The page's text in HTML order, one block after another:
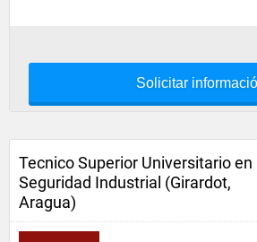
Solicitar
Tecnico Superior Universitario en
Seguridad Industrial (Girardot,
Aragua)